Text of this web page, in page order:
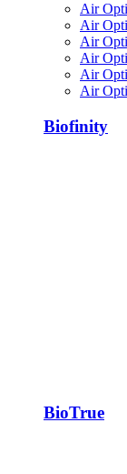
Air
Air
Air
Air
Air
Air
Biofinity
BioTrue